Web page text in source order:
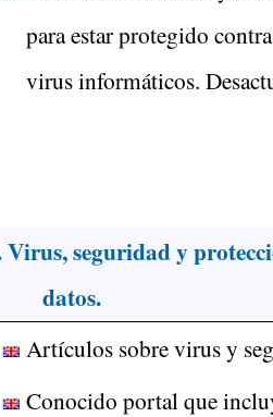
para estar protegido
virus informáticos.
Virus, seguridad y
datos.
Artículos sobre virus y
Conocido portal que